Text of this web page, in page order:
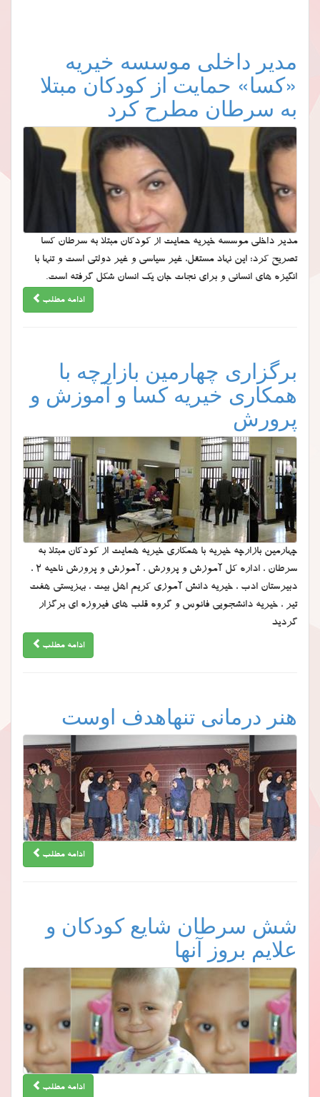
مدیر داخلی موسسه خیریه
«کسا» حمایت از کودکان مبتلا
به سرطان مطرح کرد
مدیر داخلی موسسه خیریه حمایت از کودکان مبتلا به سرطان کسا
تصریح کرد: این نهاد مستقل، غیر سیاسی و غیر دولتی است و تنها با
انگیزه های انسانی و برای نجات جان یک انسان شکل گرفته است.
ادامه مطلب
برگزاری چهارمین بازارچه با
همکاری خیریه کسا و آموزش و
پرورش
چهارمین بازارچه خیریه با همکاری خیریه همایت از کودکان مبتلا به
سرطان ، اداره کل آموزش و پرورش ، آموزش و پرورش ناحیه 2 ،
دبیرستان ادب ، خیریه دانش آموزی کریم اهل بیت ، بهزیستی هفت
تیر ، خیریه دانشجویی فانوس و گروه قلب های فیروزه ای برگزار
گردید
ادامه مطلب
هنر درمانی تنهاهدف اوست
ادامه مطلب
شش سرطان شایع کودکان و
علایم بروز آنها
ادامه مطلب